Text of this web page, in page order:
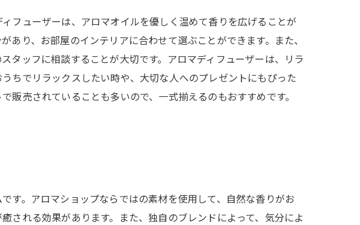
フューザーは、アロマオイルを優しく温めて香りを広げることが
り、お部屋のインテリアに合わせて選ぶことができます。また、
タッフに相談することが大切です。アロマディフューザーは、リラ
ちでリラックスしたい時や、大切な人へのプレゼントにもぴった
販売されていることも多いので、一式揃えるのもおすすめです。
す。アロマショップならではの素材を使用して、自然な香りがお
される効果があります。また、独自のブレンドによって、気分によ